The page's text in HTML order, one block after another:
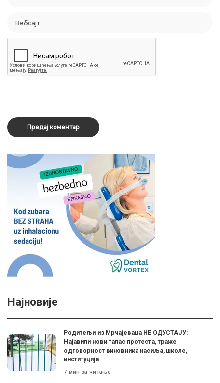
Најновије
Родитељи из Мрчајеваца НЕ ОДУСТАЈУ:
Најавили нови талас протеста, траже
одговорност виновника насиља, школе,
институција
7 мин за читање